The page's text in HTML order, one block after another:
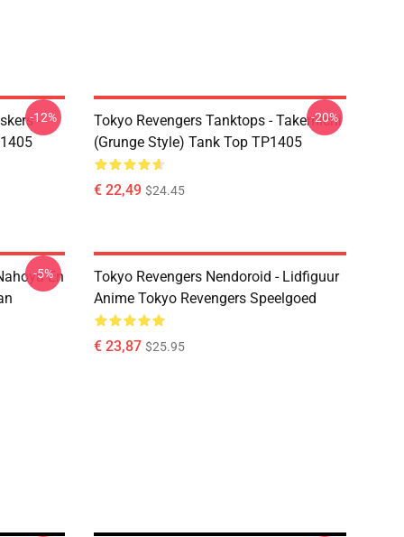
-
-12%
Tokyo Revengers Tanktops - Takemichi
(Grunge Style) Tank Top TP1405
€ 22,49 $24.45
-20%
En
-5%
Tokyo Revengers Nendoroid - Lidfiguur
Anime Tokyo Revengers Speelgoed
€ 23,87 $25.95